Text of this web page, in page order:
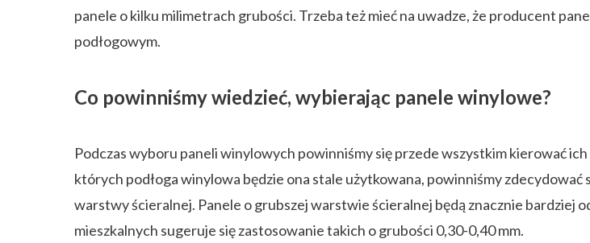
panele o kilku milimetrach grubości. Trzeba też mieć na uwadze, że producent
podłogowym.
Co powinniśmy wiedzieć, wybierając panele winylowe?
Podczas wyboru paneli winylowych powinniśmy się przede wszystkim kierować
których podłoga winylowa będzie ona stale użytkowana, powinniśmy zdecydować
warstwy ścieralnej. Panele o grubszej warstwie ścieralnej będą znacznie bardziej
mieszkalnych sugeruje się zastosowanie takich o grubości 0,30-0,40 mm.